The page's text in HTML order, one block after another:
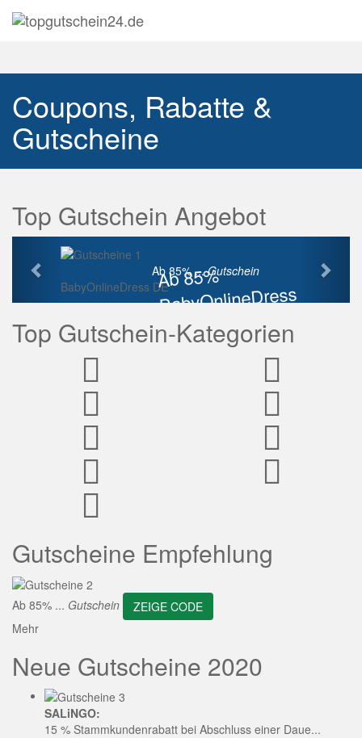
Coupons, Rabatte &
Gutscheine
Top Gutschein Angebot
Ab 85%
BabyOnlineDress
Rabatt
Ab 85% ...Gutschein
BabyOnlineDress DE
Vorherige
Top Gutschein-Kategorien
Gutscheine Empfehlung
Ab 85% ... Gutschein
ZEIGE CODE
Mehr
Neue Gutscheine 2020
SALiNGO:
15 % Stammkundenrabatt bei Abschluss einer Daue...